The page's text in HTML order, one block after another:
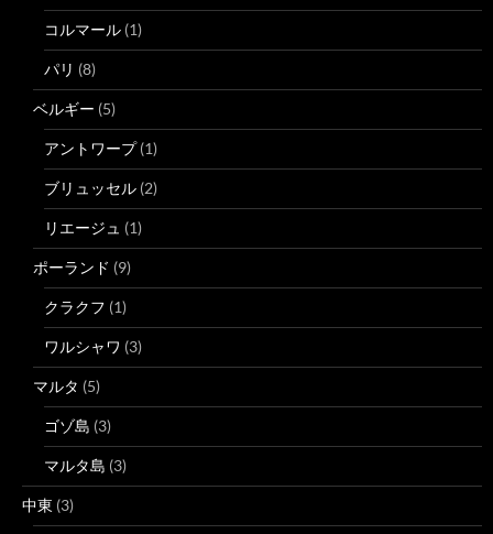
コルマール (1)
パリ (8)
ベルギー (5)
アントワープ(1)
ブリュッセル (2)
リエージュ (1)
ポーランド (9)
クラクフ (1)
ワルシャワ (3)
マルタ (5)
ゴゾ島 (3)
マルタ島 (3)
中東 (3)